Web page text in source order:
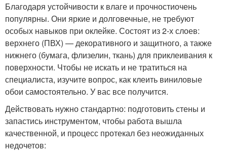
Благодаря устойчивости к влаге и прочностиочень
популярны. Они яркие и долговечные, не требуют
особых навыков при оклейке. Состоят из 2-х слоев:
верхнего (ПВХ) — декоративного и защитного, а также
нижнего (бумага, флизелин, ткань) для приклеивания к
поверхности. Чтобы не искать и не тратиться на
специалиста, изучите вопрос, как клеить виниловые
обои самостоятельно. У вас все получится.
Действовать нужно стандартно: подготовить стены и
запастись инструментом, чтобы работа вышла
качественной, и процесс протекал без неожиданных
недочетов: